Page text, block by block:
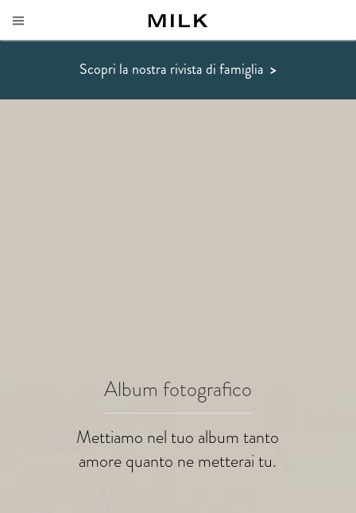
Scopri la nostra rivista di famiglia >
Album fotografico
Mettiamo nel tuo album tanto
amore quanto ne metterai tu.